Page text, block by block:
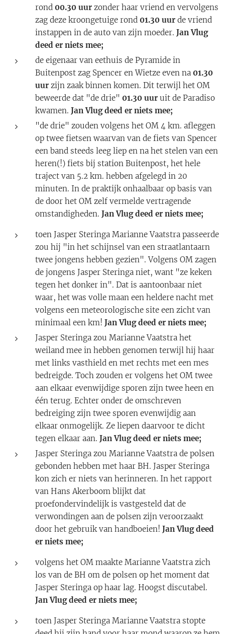
rond 00.30 uur zonder haar vriend en vervolgens
zag deze kroongetuige rond 01.30 uur de vriend
instappen in de auto van zijn moeder. Jan Vlug
deed er niets mee;
de eigenaar van eethuis de Pyramide in
Buitenpost zag Spencer en Wietze even na 01.30
uur zijn zaak binnen komen. Dit terwijl het OM
beweerde dat "de drie" 01.30 uur uit de Paradiso
kwamen. Jan Vlug deed er niets mee;
"de drie" zouden volgens het OM 4 km. afleggen
op twee fietsen waarvan van de fiets van Spencer
een band steeds leeg liep en na het stelen van een
heren(!) fiets bij station Buitenpost, het hele
traject van 5.2 km. hebben afgelegd in 20
minuten. In de praktijk onhaalbaar op basis van
de door het OM zelf vermelde vertragende
omstandigheden. Jan Vlug deed er niets mee;
toen Jasper Steringa Marianne Vaatstra passeerde
zou hij "in het schijnsel van een straatlantaarn
twee jongens hebben gezien". Volgens OM zagen
de jongens Jasper Steringa niet, want "ze keken
tegen het donker in". Dat is aantoonbaar niet
waar, het was volle maan een heldere nacht met
volgens een meteorologische site een zicht van
minimaal een km! Jan Vlug deed er niets mee;
Jasper Steringa zou Marianne Vaatstra het
weiland mee in hebben genomen terwijl hij haar
met links vasthield en met rechts met een mes
bedreigde. Toch zouden er volgens het OM twee
aan elkaar evenwijdige sporen zijn twee heen en
één terug. Echter onder de omschreven
bedreiging zijn twee sporen evenwijdig aan
elkaar onmogelijk. Ze liepen daarvoor te dicht
tegen elkaar aan. Jan Vlug deed er niets mee;
Jasper Steringa zou Marianne Vaatstra de polsen
gebonden hebben met haar BH. Jasper Steringa
kon zich er niets van herinneren. In het rapport
van Hans Akerboom blijkt dat
proefondervindelijk is vastgesteld dat de
verwondingen aan de polsen zijn veroorzaakt
door het gebruik van handboeien! Jan Vlug deed
er niets mee;
volgens het OM maakte Marianne Vaatstra zich
los van de BH om de polsen op het moment dat
Jasper Steringa op haar lag. Hoogst discutabel.
Jan Vlug deed er niets mee;
toen Jasper Steringa Marianne Vaatstra stopte